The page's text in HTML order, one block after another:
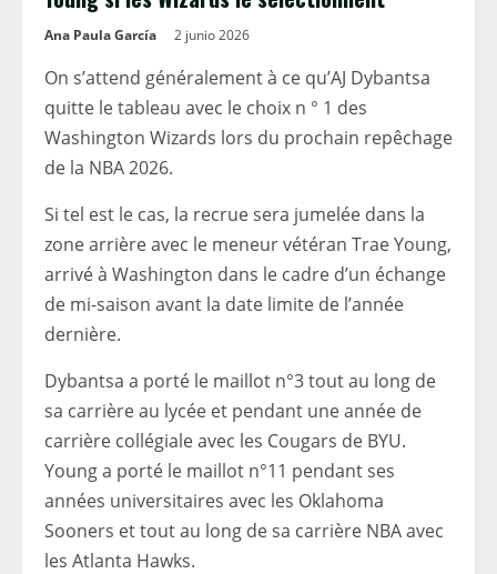
Ana Paula García 2 junio 2026
On s’attend généralement à ce qu’AJ Dybantsa
quitte le tableau avec le choix n ° 1 des
Washington Wizards lors du prochain repêchage
de la NBA 2026.
Si tel est le cas, la recrue sera jumelée dans la
zone arrière avec le meneur vétéran Trae Young,
arrivé à Washington dans le cadre d’un échange
de mi-saison avant la date limite de l’année
dernière.
Dybantsa a porté le maillot n°3 tout au long de
sa carrière au lycée et pendant une année de
carrière collégiale avec les Cougars de BYU.
Young a porté le maillot n°11 pendant ses
années universitaires avec les Oklahoma
Sooners et tout au long de sa carrière NBA avec
les Atlanta Hawks.